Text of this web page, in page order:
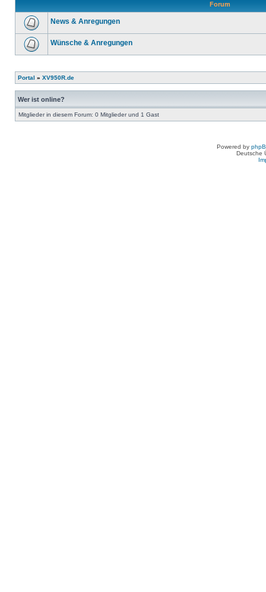
Forum
News & Anregungen
Wünsche & Anregungen
Portal » XV950R.de
Wer ist online?
Mitglieder in diesem Forum: 0 Mitglieder und 1 Gast
Powered by
Deutsche